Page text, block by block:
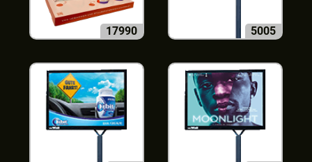
17990 5005